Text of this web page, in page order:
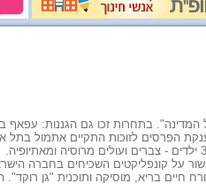
בתחרות זכו גם הגננות: עפאף
הפרסים לזוכות התקיים אתמול בתל
על קונפליקטים השכיחים בחברה
חיים בריא, מוסיקה ותוכנית "גן רוקד".